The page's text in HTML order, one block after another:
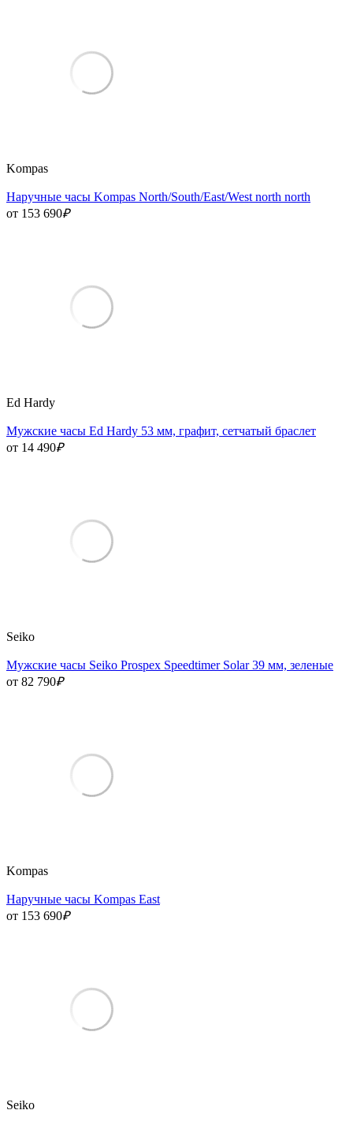
Kompas
Наручные часы Kompas North/South/East/West north north
от 153 690₽
Ed Hardy
Мужские часы Ed Hardy 53 мм, графит, сетчатый браслет
от 14 490₽
Seiko
Мужские часы Seiko Prospex Speedtimer Solar 39 мм, зеленые
от 82 790₽
Kompas
Наручные часы Kompas East
от 153 690₽
Seiko